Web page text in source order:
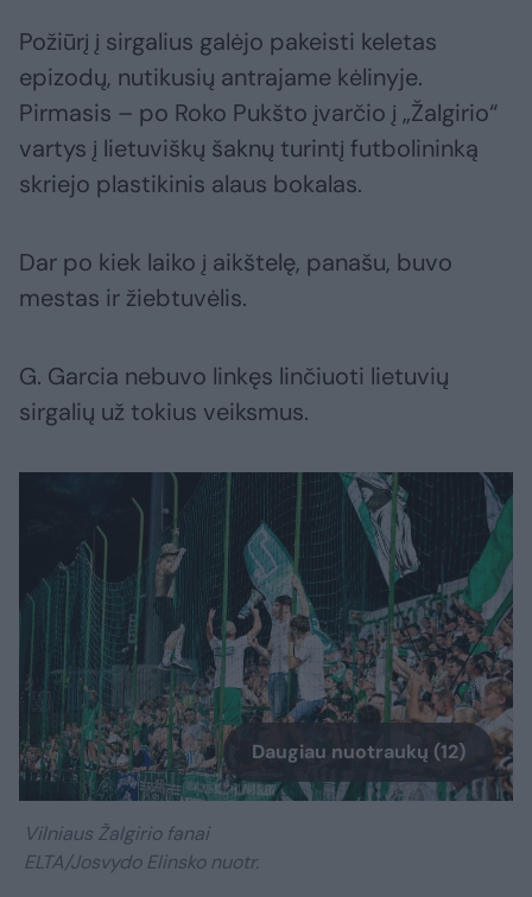
Požiūrį į sirgalius galėjo pakeisti keletas
epizodų, nutikusių antrajame kėlinyje.
Pirmasis – po Roko Pukšto įvarčio į „Žalgirio“
vartys į lietuviškų šaknų turintį futbolininką
skriejo plastikinis alaus bokalas.
Dar po kiek laiko į aikštelę, panašu, buvo
mestas ir žiebtuvėlis.
G. Garcia nebuvo linkęs linčiuoti lietuvių
sirgalių už tokius veiksmus.
Daugiau nuotraukų (12)
Vilniaus Žalgirio fanai
ELTA/Josvydo Elinsko nuotr.